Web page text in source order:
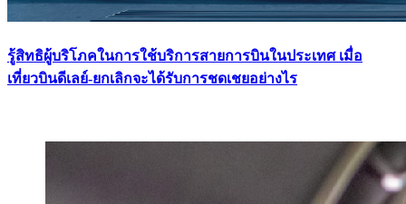
รู้สิทธิผู้บริโภคในการใช้บริการสายการบินในประเทศ เมื่อ
เที่ยวบินดีเลย์-ยกเลิกจะได้รับการชดเชยอย่างไร